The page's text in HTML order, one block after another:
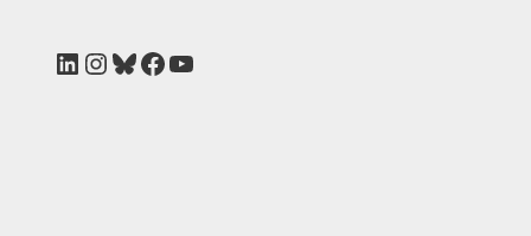
LinkedIn
Instagram
Bluesky
Facebook
YouTube